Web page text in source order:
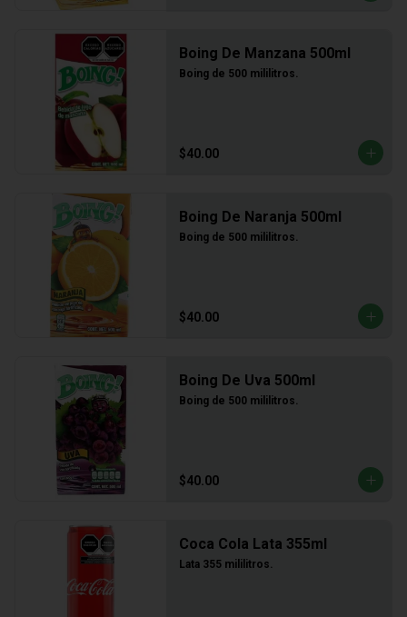
Boing De Manzana 500ml
Boing de 500 mililitros.
$40.00
Boing De Naranja 500ml
Boing de 500 mililitros.
$40.00
Boing De Uva 500ml
Boing de 500 mililitros.
$40.00
Coca Cola Lata 355ml
Lata 355 mililitros.